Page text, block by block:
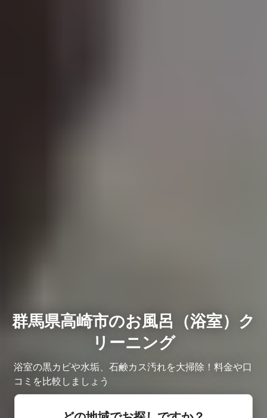
群馬県高崎市のお風呂（浴室）ク
リーニング
浴室の黒カビや水垢、石鹸カス汚れを大掃除！料金や口
コミを比較しましょう